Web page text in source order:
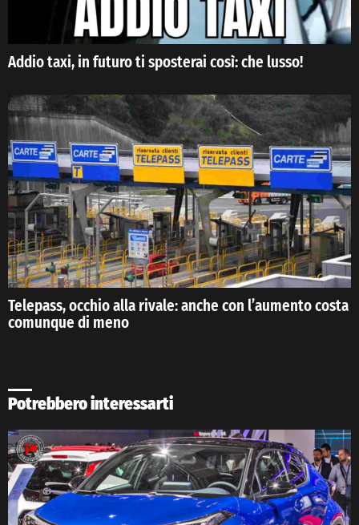
Addio taxi, in futuro ti sposterai così: che lusso!
Telepass, occhio alla rivale: anche con l’aumento costa
comunque di meno
Potrebbero interessarti